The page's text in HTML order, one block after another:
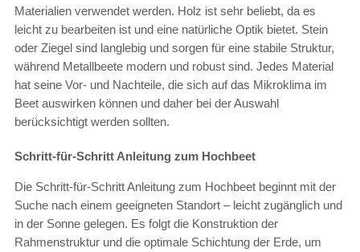
Materialien verwendet werden. Holz ist sehr beliebt, da es
leicht zu bearbeiten ist und eine natürliche Optik bietet. Stein
oder Ziegel sind langlebig und sorgen für eine stabile Struktur,
während Metallbeete modern und robust sind. Jedes Material
hat seine Vor- und Nachteile, die sich auf das Mikroklima im
Beet auswirken können und daher bei der Auswahl
berücksichtigt werden sollten.
Schritt-für-Schritt Anleitung zum Hochbeet
Die Schritt-für-Schritt Anleitung zum Hochbeet beginnt mit der
Suche nach einem geeigneten Standort – leicht zugänglich und
in der Sonne gelegen. Es folgt die Konstruktion der
Rahmenstruktur und die optimale Schichtung der Erde, um